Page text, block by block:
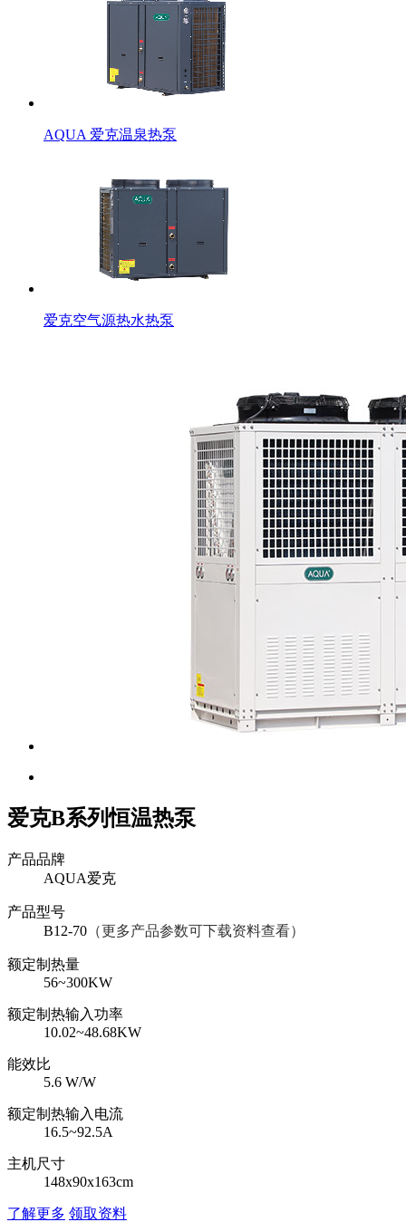
AQUA 爱克温泉热泵
爱克空气源热水热泵
爱克B系列恒温热泵
产品品牌
AQUA爱克
产品型号
B12-70 （更多产品参数可下载资料查看）
额定制热量
56~300KW
额定制热输入功率
10.02~48.68KW
能效比
5.6 W/W
额定制热输入电流
16.5~92.5A
主机尺寸
148x90x163cm
了解更多 领取资料